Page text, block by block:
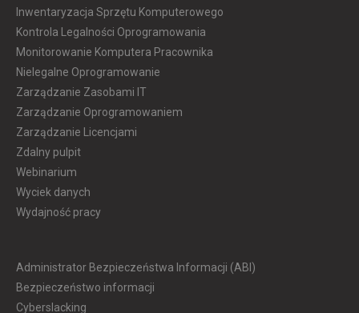
Inwentaryzacja Sprzętu Komputerowego
Kontrola Legalności Oprogramowania
Monitorowanie Komputera Pracownika
Nielegalne Oprogramowanie
Zarządzanie Zasobami IT
Zarządzanie Oprogramowaniem
Zarządzanie Licencjami
Zdalny pulpit
Webinarium
Wyciek danych
Wydajność pracy
Administrator Bezpieczeństwa Informacji (ABI)
Bezpieczeństwo informacji
Cyberslacking